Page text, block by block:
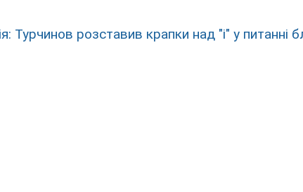
Турчинов розставив крапки над "i" у питанні